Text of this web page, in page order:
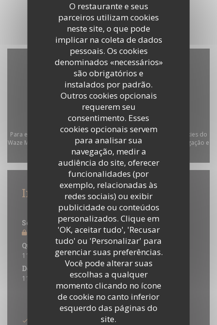
O restaurante e seus
parceiros utilizam cookies
neste site, o que pode
implicar na coleta de dados
pessoais. Os cookies
denominados «necessários»
são obrigatórios e
instalados por padrão.
Outros cookies opcionais
requerem seu
consentimento. Esses
cookies opcionais servem
para analisar sua
navegação, medir a
audiência do site, oferecer
funcionalidades (por
exemplo, relacionadas às
redes sociais) ou exibir
publicidade ou conteúdos
personalizados. Clique em
'OK, aceitar tudo', 'Recusar
tudo' ou 'Personalizar' para
gerenciar suas preferências.
Você pode alterar suas
escolhas a qualquer
momento clicando no ícone
de cookie no canto inferior
esquerdo das páginas do
site.
Para exibir o mapa interativo do Waze, você deve aceitar os cookies do
Waze Map (Google). Esses cookies podem coletar dados de navegação e
localização. Autorizar
Informações gerais
Horário de abertura
Seg
Qua
11:45 - 14:30 * • 19:00 - 21:30 *
Domingo
11:45 - 15:00 *
* Reservas apenas
Métodos de pagamento